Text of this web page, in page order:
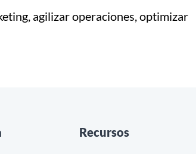
agilizar operaciones, optimizar
Recursos